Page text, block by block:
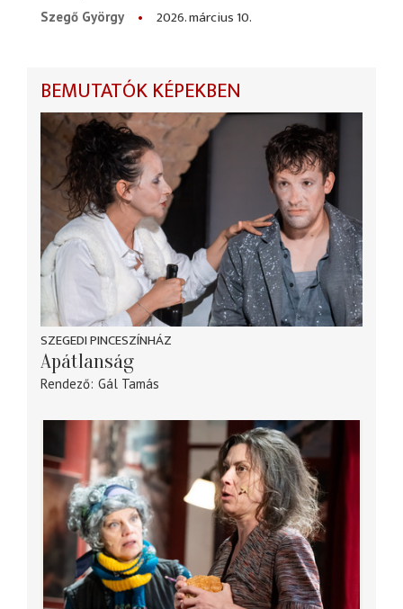
Szegő György
2026. március 10.
BEMUTATÓK KÉPEKBEN
SZEGEDI PINCESZÍNHÁZ
Apátlanság
Rendező Gál Tamás